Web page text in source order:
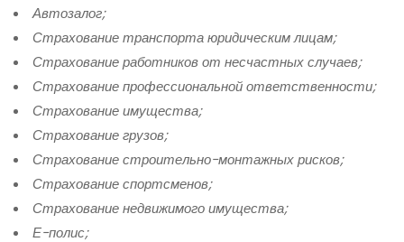
Автозалог;
Страхование транспорта юридическим лицам;
Страхование работников от несчастных случаев;
Страхование профессиональной ответственности;
Страхование имущества;
Страхование грузов;
Страхование строительно-монтажных рисков;
Страхование спортсменов;
Страхование недвижимого имущества;
Е-полис;